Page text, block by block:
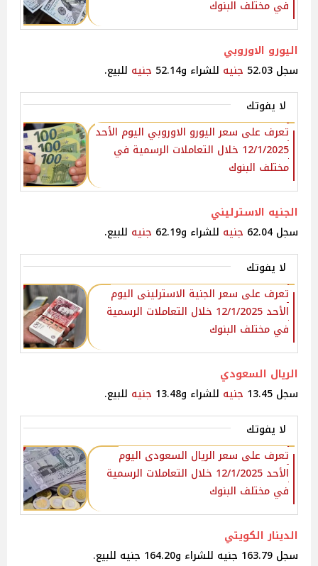
في مختلف البنوك
اليورو الاوروبي
سجل 52.03
جنيه للشراء و52.14 جنيه للبيع.
لا يفوتك
تعرف على سعر اليورو الاوروبي اليوم الأحد
12/1/2025 خلال التعاملات الرسمية في
مختلف البنوك
الجنيه الاسترليني
سجل 62.04
جنيه للشراء و62.19 جنيه للبيع.
لا يفوتك
تعرف على سعر الجنية الاسترلينى اليوم
الأحد 12/1/2025 خلال التعاملات الرسمية
في مختلف البنوك
الريال السعودي
سجل 13.45
جنيه للشراء و13.48 جنيه للبيع.
لا يفوتك
تعرف على سعر الريال السعودى اليوم
الأحد 12/1/2025 خلال التعاملات الرسمية
في مختلف البنوك
الدينار الكويتي
سجل 163.79 جنيه للشراء و164.20 جنيه للبيع.